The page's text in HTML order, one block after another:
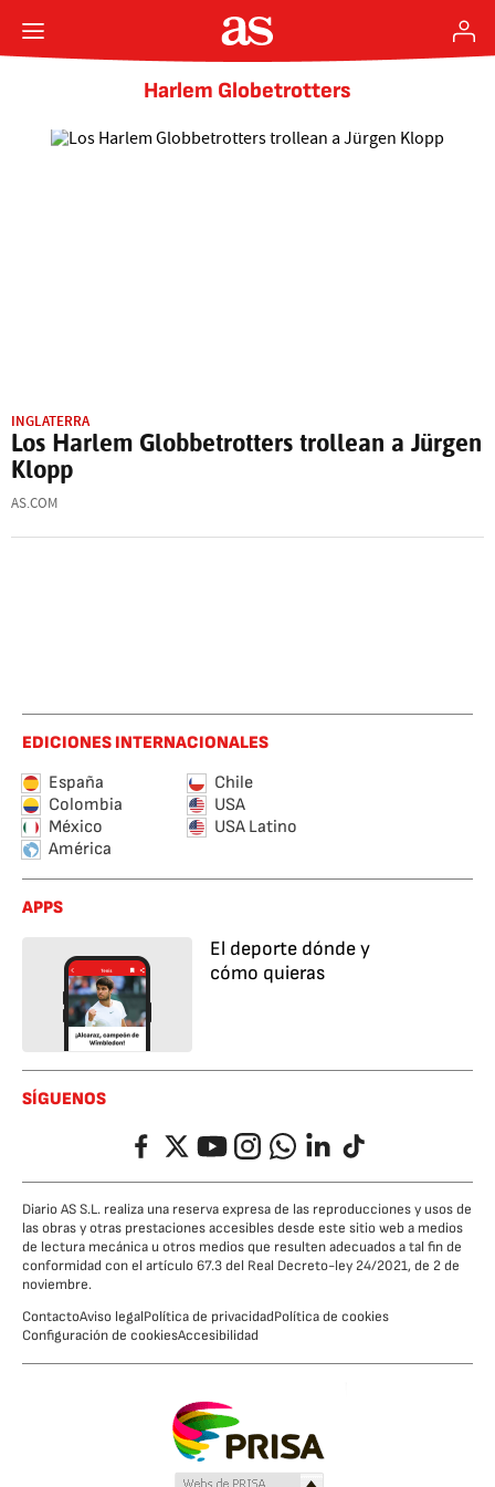
Harlem Globetrotters
INGLATERRA
Los Harlem Globbetrotters trollean a Jürgen
Klopp
AS.COM
EDICIONES INTERNACIONALES
España
Chile
Colombia
USA
México
USA Latino
América
APPS
El deporte dónde y
cómo quieras
SÍGUENOS
FacebookTwitterYouTubeInstagramWhatsappLinkedIn
TikTok
Diario AS S.L. realiza una reserva expresa de las reproducciones y usos de
las obras y otras prestaciones accesibles desde este sitio web a medios
de lectura mecánica u otros medios que resulten adecuados a tal fin de
conformidad con el artículo 67.3 del Real Decreto-ley 24/2021, de 2 de
noviembre.
ContactoAviso legalPolítica de privacidadPolítica de cookies
Configuración de cookiesAccesibilidad